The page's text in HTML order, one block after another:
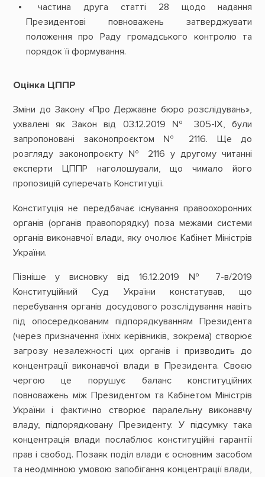
частина друга статті 28 щодо надання
Президентові повноважень затверджувати
положення про Раду громадського контролю та
порядок її формування.
Оцінка ЦППР
Зміни до Закону «Про Державне бюро розслідувань»,
ухвалені як Закон від 03.12.2019 № 305-ІХ, були
запропоновані законопроєктом № 2116. Ще до
розгляду законопроєкту № 2116 у другому читанні
експерти ЦППР наголошували, що чимало його
пропозицій суперечать Конституції.
Конституція не передбачає існування правоохоронних
органів (органів правопорядку) поза межами системи
органів виконавчої влади, яку очолює Кабінет Міністрів
України.
Пізніше у висновку від 16.12.2019 № 7-в/2019
Конституційний Суд України констатував, що
перебування органів досудового розслідування навіть
під опосередкованим підпорядкуванням Президента
(через призначення їхніх керівників, зокрема) створює
загрозу незалежності цих органів і призводить до
концентрації виконавчої влади в Президента. Своєю
чергою це порушує баланс конституційних
повноважень між Президентом та Кабінетом Міністрів
України і фактично створює паралельну виконавчу
владу, підпорядковану Президенту. У підсумку така
концентрація влади послаблює конституційні гарантії
прав і свобод. Позаяк поділ влади є основним засобом
та неодмінною умовою запобігання концентрації влади,